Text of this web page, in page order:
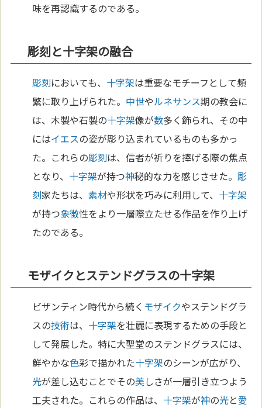
味を再認識するのである。
彫刻と十字架の融合
彫刻においても、 十字架は重要なモチーフとして頻
繁に取り上げられた。 中世やルネサンス期の教会に
は、木製や石製の十字架像が数多く飾られ、その中
にはイエスの姿が彫り込まれているものも多かっ
た。これらの彫刻は、信者が祈りを捧げる際の焦点
となり、 十字架が持つ神秘的な力を感じさせた。 彫
刻家たちは、素材や形状を巧みに利用して、 十字架
が持つ象徴性をより一層際立たせる作品を作り上げ
たのである。
モザイクとステンドグラスの十字架
ビザンティン時代から続く モザイクやステンドグラ
スの技術は、 十字架を壮麗に表現するための手段と
して発展した。特に大聖堂のステンドグラスには、
鮮やかな色彩で描かれた十字架のシーンが広がり、
光が差し込むことでその美しさが一層引き立つよう
工夫された。これらの作品は、 十字架が神の光と愛